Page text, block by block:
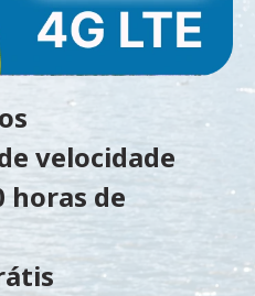
velocidade
horas de